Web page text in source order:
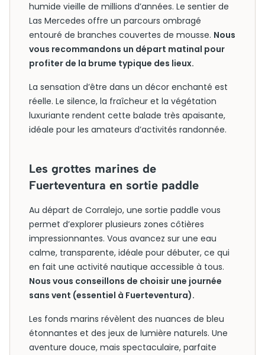
humide vieille de millions d’années. Le sentier de
Las Mercedes offre un parcours ombragé
entouré de branches couvertes de mousse. Nous
vous recommandons un départ matinal pour
profiter de la brume typique des lieux.
La sensation d’être dans un décor enchanté est
réelle. Le silence, la fraîcheur et la végétation
luxuriante rendent cette balade très apaisante,
idéale pour les amateurs d’activités randonnée.
Les grottes marines de
Fuerteventura en sortie paddle
Au départ de Corralejo, une sortie paddle vous
permet d’explorer plusieurs zones côtières
impressionnantes. Vous avancez sur une eau
calme, transparente, idéale pour débuter, ce qui
en fait une activité nautique accessible à tous.
Nous vous conseillons de choisir une journée
sans vent (essentiel à Fuerteventura).
Les fonds marins révèlent des nuances de bleu
étonnantes et des jeux de lumière naturels. Une
aventure douce, mais spectaculaire, parfaite